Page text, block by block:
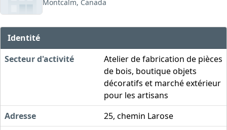
Montcalm, Canada
Identité
Secteur d'activité
Atelier de fabrication de pièces
de bois, boutique objets
décoratifs et marché extérieur
pour les artisans
Adresse
25, chemin Larose